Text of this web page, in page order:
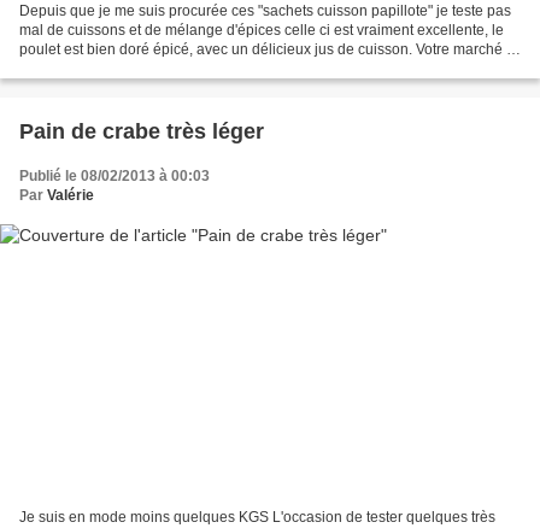
Depuis que je me suis procurée ces "sachets cuisson papillote" je teste pas
mal de cuissons et de mélange d'épices celle ci est vraiment excellente, le
poulet est bien doré épicé, avec un délicieux jus de cuisson. Votre marché 1
Pain de crabe très léger
Publié le 08/02/2013 à 00:03
Par Valérie
Je suis en mode moins quelques KGS L'occasion de tester quelques très